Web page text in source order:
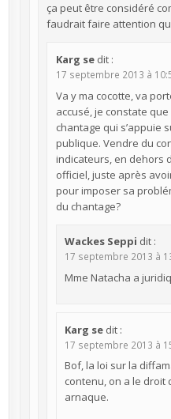
ça peut être considéré
faudrait faire attention
Karg se dit :
17 septembre 2013 à
Va y ma cocotte, va
accusé, je constate
chantage qui s’appuie
publique. Vendre du
indicateurs, en dehors
officiel, juste après
pour imposer sa
du chantage?
Wackes Seppi dit :
17 septembre 2013 à
Mme Natacha a
Karg se dit :
17 septembre 2013 à
Bof, la loi sur la
contenu, on a le droit
arnaque.